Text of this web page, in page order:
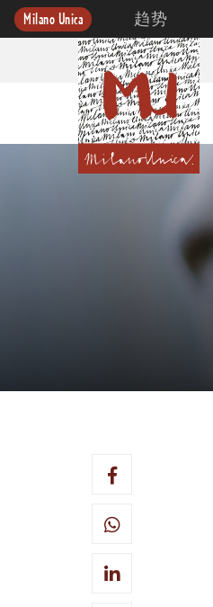
Milano Unica 趋势